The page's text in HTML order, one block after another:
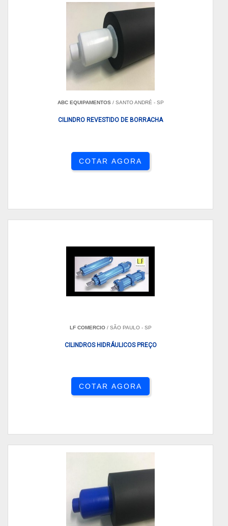
ABC EQUIPAMENTOS/ SANTO ANDRÉ - SP
CILINDRO REVESTIDO DE BORRACHA
COTAR AGORA
LF COMERCIO/ SÃO PAULO - SP
CILINDROS HIDRÁULICOS PREÇO
COTAR AGORA